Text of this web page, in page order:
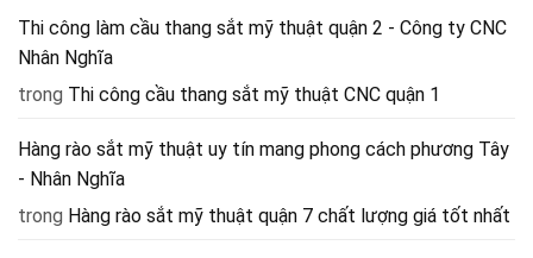
Thi công làm cầu thang sắt mỹ thuật quận 2 - Công ty CNC
Nhân Nghĩa
trong Thi công cầu thang sắt mỹ thuật CNC quận 1
Hàng rào sắt mỹ thuật uy tín mang phong cách phương Tây
- Nhân Nghĩa
trong Hàng rào sắt mỹ thuật quận 7 chất lượng giá tốt nhất